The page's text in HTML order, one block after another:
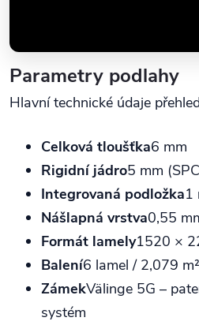
Parametry podlahy
Hlavní technické údaje
Celková tloušťka6 mm
Rigidní jádro5 mm
Integrovaná podložka1
Nášlapná vrstva0,55
Formát lamely1520 ×
Balení6 lamel / 2,079
ZámekVälinge 5G –
systém